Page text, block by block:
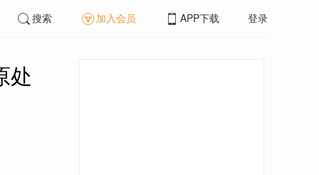
搜索 加入会员 APP下载 登录
处